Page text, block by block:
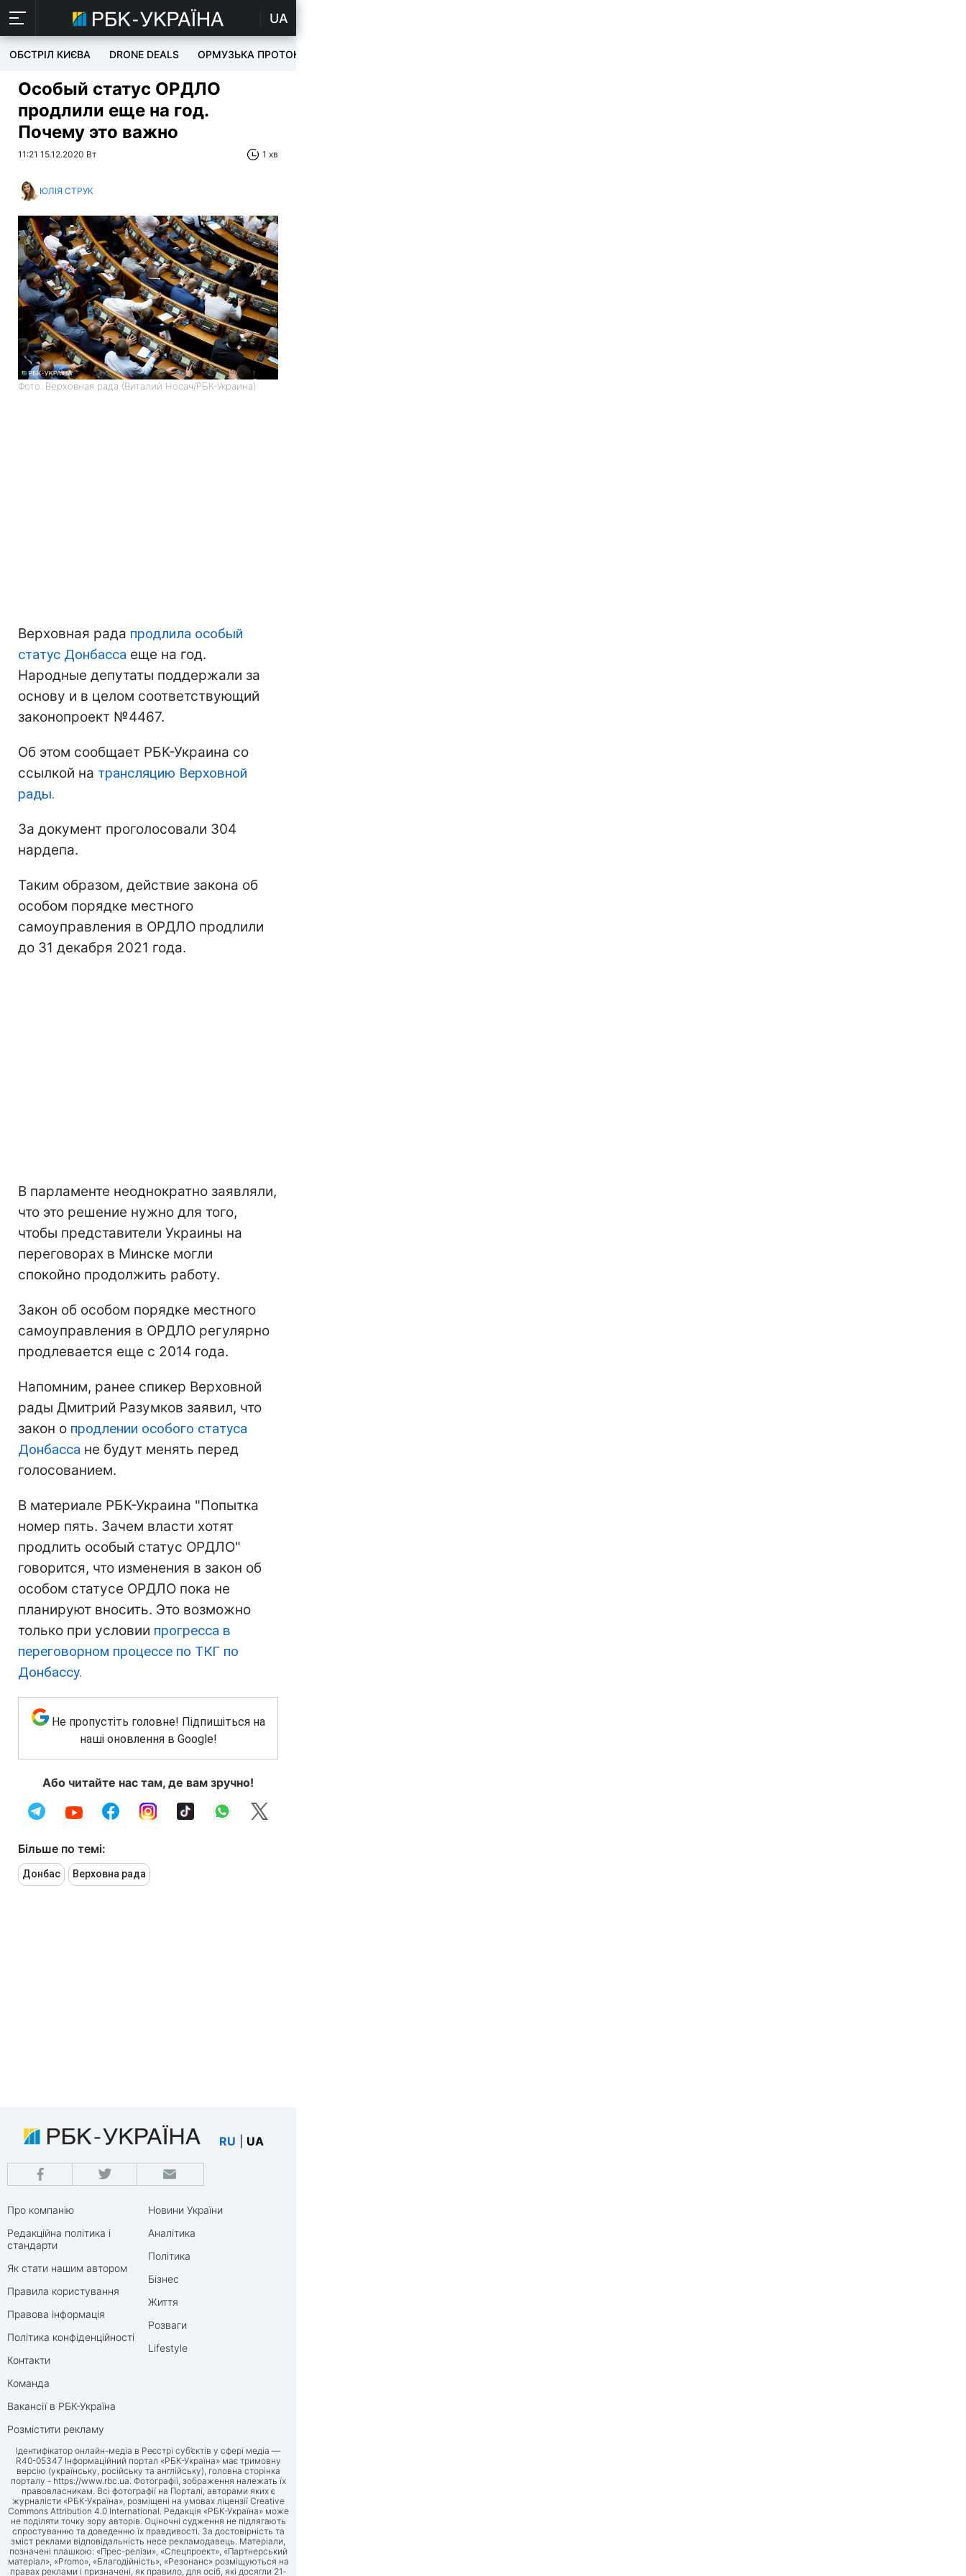
UA
ОБСТРІЛ КИЄВА DRONE DEALS ОРМУЗЬКА ПРОТОКА
Особый статус ОРДЛО
продлили еще на год.
Почему это важно
11:21 15.12.2020 Вт 1 хв
ЮЛІЯ СТРУК
Фото: Верховная рада (Виталий Носач/РБК-Украина)
Верховная рада продлила особый
статус Донбасса еще на год.
Народные депутаты поддержали за
основу и в целом соответствующий
законопроект №4467.
Об этом сообщает РБК-Украина со
ссылкой на трансляцию Верховной
рады.
За документ проголосовали 304
нардепа.
Таким образом, действие закона об
особом порядке местного
самоуправления в ОРДЛО продлили
до 31 декабря 2021 года.
В парламенте неоднократно заявляли,
что это решение нужно для того,
чтобы представители Украины на
переговорах в Минске могли
спокойно продолжить работу.
Закон об особом порядке местного
самоуправления в ОРДЛО регулярно
продлевается еще с 2014 года.
Напомним, ранее спикер Верховной
рады Дмитрий Разумков заявил, что
закон о продлении особого статуса
Донбасса не будут менять перед
голосованием.
В материале РБК-Украина "Попытка
номер пять. Зачем власти хотят
продлить особый статус ОРДЛО"
говорится, что изменения в закон об
особом статусе ОРДЛО пока не
планируют вносить. Это возможно
только при условии прогресса в
переговорном процессе по ТКГ по
Донбассу.
Не пропустіть головне! Підпишіться на
наші оновлення в Google!
Або читайте нас там, де вам зручно!
Більше по темі:
Донбас Верховна рада
RU UA
Про компанію
Редакційна політика і
стандарти
Як стати нашим автором
Правила користування
Правова інформація
Політика конфіденційності
Контакти
Команда
Вакансії в РБК-Україна
Розмістити рекламу
Новини України
Аналітика
Політика
Бізнес
Життя
Розваги
Lifestyle
Ідентифікатор онлайн-медіа в Реєстрі суб’єктів у сфері медіа —
R40-05347 Інформаційний портал «РБК-Україна» має тримовну
версію (українську, російську та англійську), головна сторінка
порталу - https://www.rbc.ua. Фотографії, зображення належать їх
правовласникам. Всі фотографії на Порталі, авторами яких є
журналісти «РБК-Україна», розміщені на умовах ліцензії Creative
Commons Attribution 4.0 International. Редакція «РБК-Україна» може
не поділяти точку зору авторів. Оціночні судження не підлягають
спростуванню та доведенню їх правдивості. За достовірність та
зміст реклами відповідальність несе рекламодавець. Матеріали,
позначені плашкою: «Прес-релізи», «Спецпроект», «Партнерський
матеріал», «Promo», «Благодійність», «Резонанс» розміщуються на
правах реклами і призначені, як правило, для осіб, які досягли 21-